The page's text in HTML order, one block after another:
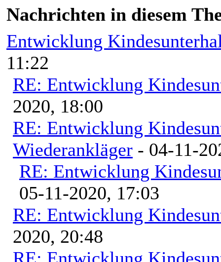
Nachrichten in diesem
Entwicklung
11:22
RE: Entwicklung
2020, 18:00
RE: Entwicklung
Wiederankläger - 04-11-
RE: Entwicklung
05-11-2020, 17:03
RE: Entwicklung
2020, 20:48
RE: Entwicklung